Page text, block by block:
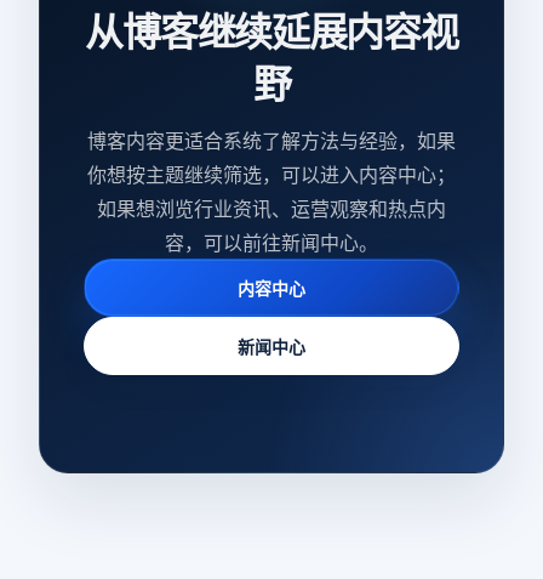
从博客继续延展内容视
野
博客内容更适合系统了解方法与经验，如果
你想按主题继续筛选，可以进入内容中心；
如果想浏览行业资讯、运营观察和热点内
容，可以前往新闻中心。
内容中心
新闻中心